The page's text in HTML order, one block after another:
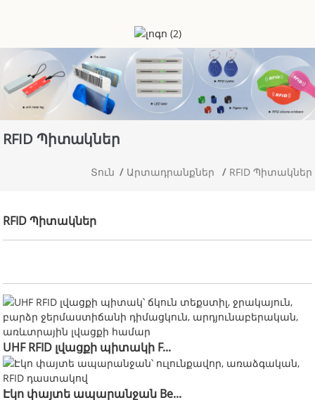
RFID Պիտակներ
Տուն Արտադրանքներ RFID Պիտակներ
RFID Պիտակներ
UHF RFID լվացքի պիտակի F...
Էկո փայտե ապարանջան Be...